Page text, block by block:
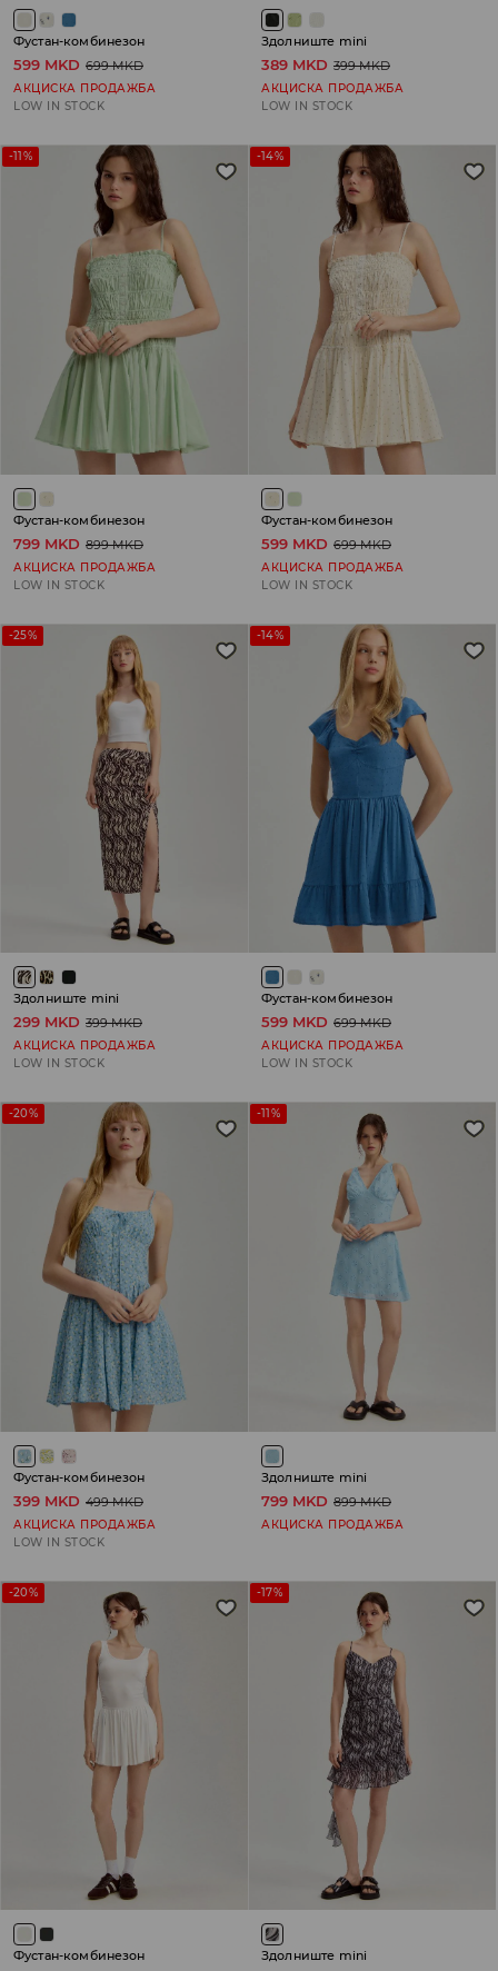
Фустан-комбинезон
599 MKD 699 MKD
АКЦИСКА ПРОДАЖБА
LOW IN STOCK
Здолниште mini
389 MKD 399 MKD
АКЦИСКА ПРОДАЖБА
LOW IN STOCK
-11%
Фустан-комбинезон
799 MKD 899 MKD
АКЦИСКА ПРОДАЖБА
LOW IN STOCK
-14%
Фустан-комбинезон
599 MKD 699 MKD
АКЦИСКА ПРОДАЖБА
LOW IN STOCK
-25%
Здолниште mini
299 MKD 399 MKD
АКЦИСКА ПРОДАЖБА
LOW IN STOCK
-14%
Фустан-комбинезон
599 MKD 699 MKD
АКЦИСКА ПРОДАЖБА
LOW IN STOCK
-20%
Фустан-комбинезон
399 MKD 499 MKD
АКЦИСКА ПРОДАЖБА
LOW IN STOCK
-11%
Здолниште mini
799 MKD 899 MKD
АКЦИСКА ПРОДАЖБА
-20%
Фустан-комбинезон
-17%
Здолниште mini